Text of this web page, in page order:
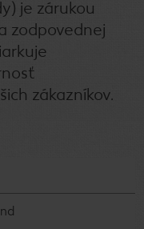
je zárukou
zodpovednej
zákazníkov.